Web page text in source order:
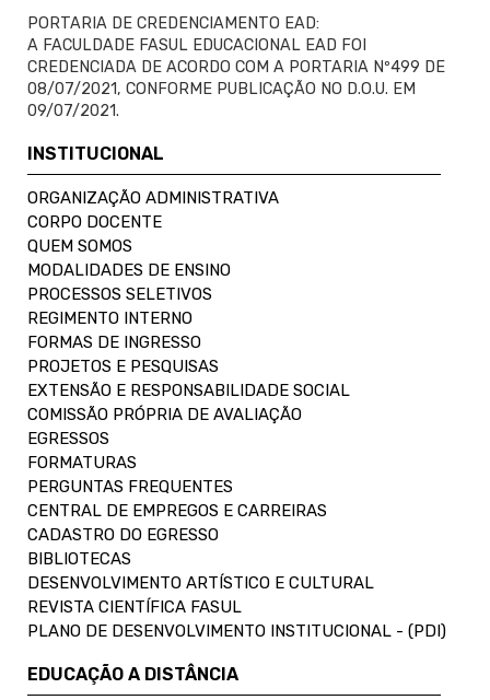
PORTARIA DE CREDENCIAMENTO EAD:
A FACULDADE FASUL EDUCACIONAL EAD FOI
CREDENCIADA DE ACORDO COM A PORTARIA Nº499 DE
08/07/2021, CONFORME PUBLICAÇÃO NO D.O.U. EM
09/07/2021.
INSTITUCIONAL
ORGANIZAÇÃO ADMINISTRATIVA
CORPO DOCENTE
QUEM SOMOS
MODALIDADES DE ENSINO
PROCESSOS SELETIVOS
REGIMENTO INTERNO
FORMAS DE INGRESSO
PROJETOS E PESQUISAS
EXTENSÃO E RESPONSABILIDADE SOCIAL
COMISSÃO PRÓPRIA DE AVALIAÇÃO
EGRESSOS
FORMATURAS
PERGUNTAS FREQUENTES
CENTRAL DE EMPREGOS E CARREIRAS
CADASTRO DO EGRESSO
BIBLIOTECAS
DESENVOLVIMENTO ARTÍSTICO E CULTURAL
REVISTA CIENTÍFICA FASUL
PLANO DE DESENVOLVIMENTO INSTITUCIONAL - (PDI)
EDUCAÇÃO A DISTÂNCIA